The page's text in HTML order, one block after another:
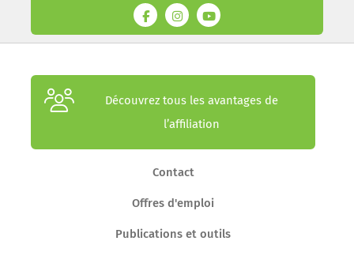
Découvrez tous les avantages de
l’affiliation
Contact
Offres d'emploi
Publications et outils